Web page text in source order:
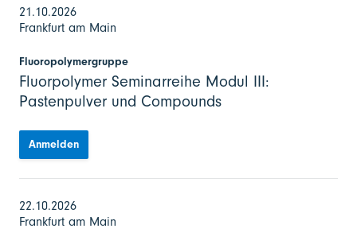
21.10.2026
Frankfurt am Main
Fluoropolymergruppe
Fluorpolymer Seminarreihe Modul III:
Pastenpulver und Compounds
Anmelden
22.10.2026
Frankfurt am Main